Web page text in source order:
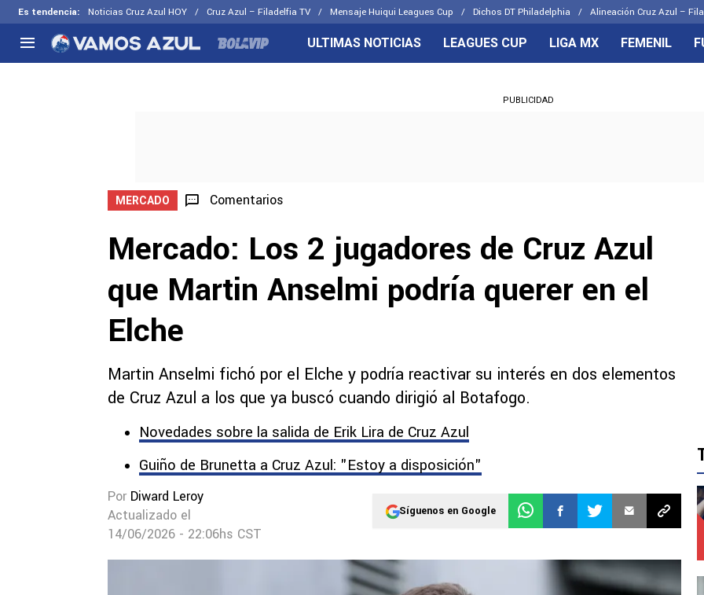
Es tendencia: Noticias Cruz Azul HOY Cruz Azul – Filadelfia TV Mensaje Huiqui Leagues Cup Dichos DT Philadelphia Alineación Cruz Azul –
Selección Mexicana
CELESTES
ULTIMAS NOTICIAS LEAGUES CUP LIGA MX FEMENIL
PUBLICIDAD
MERCADO Comentarios
Mercado: Los 2 jugadores de Cruz Azul
que Martin Anselmi podría querer en el
Elche
Martin Anselmi fichó por el Elche y podría reactivar su interés en dos elementos
de Cruz Azul a los que ya buscó cuando dirigió al Botafogo.
Novedades sobre la salida de Erik Lira de Cruz Azul
Guiño de Brunetta a Cruz Azul: "Estoy a disposición"
Por Diward Leroy
Actualizado el
14/06/2026 - 22:06hs CST
Síguenos en Google